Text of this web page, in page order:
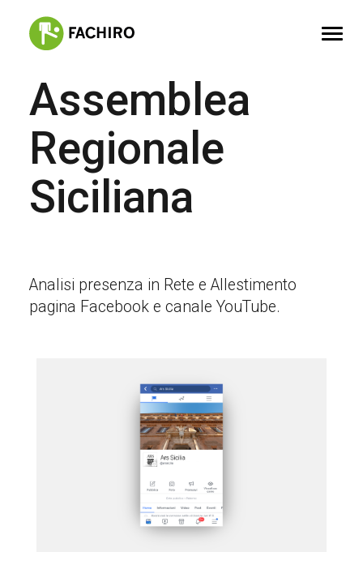
FACHIRO
SERVIZI
PORTFOLIO
CONTATTI
Assemblea
Regionale
Siciliana
Analisi presenza in Rete e Allestimento
pagina Facebook e canale YouTube.